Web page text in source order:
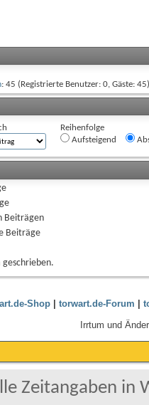
: 45 (Registrierte Benutzer: 0, Gäste: 45)
Reihenfolge
Aufsteigend
Beiträgen
Beiträge
geschrieben.
Shop| torwart.de-Forum |
Irrtum und
Zeitangaben in